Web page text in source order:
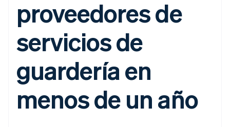
Boost
Optimizaciones
Link
Proceso de
acelerado
Recognition
Automatización
contable
Stripe Sigma
Informes
personalizados
Data Pipeline
Sincronización
de datos
Gestión del dinero
Plataformas
SaaS
Por sector
Empresas de IA
Economía de los
creadores
Gestionar
suscripciones
Ofrecer cobro por
consumo
Emitir tarjetas
respaldadas por
monedas estables
Aprovisiona y gestiona
servicios con agentes
Empresa
Hoja de ruta del
producto
Conferencia anual
Sessions
Empleos
Sala de prensa
Stripe Press
proveedores de
servicios de
guardería en
menos de un año